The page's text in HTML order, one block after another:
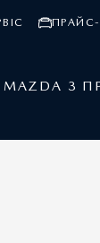
ПРАЙС-
MAZDA З